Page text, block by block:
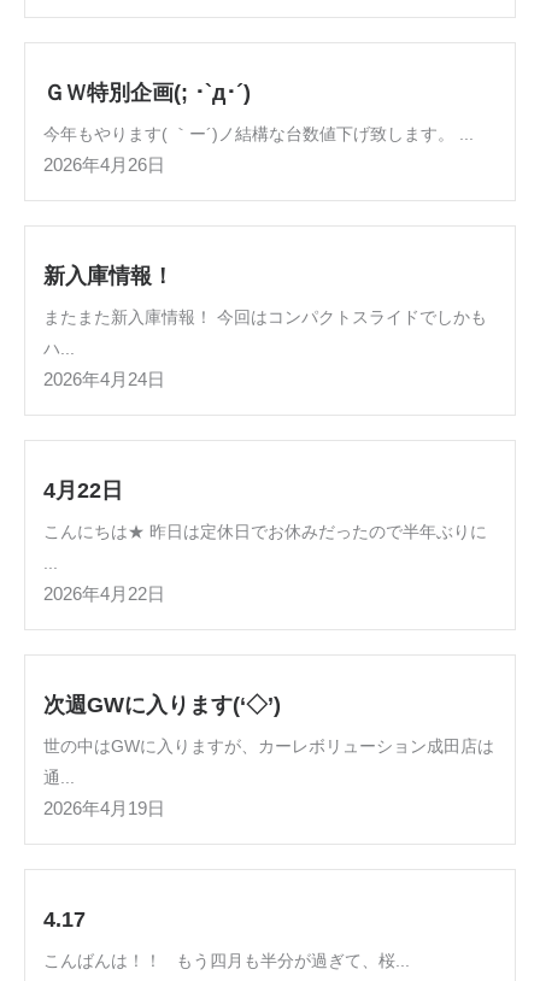
ＧＷ特別企画(; ･`д･´)
今年もやります( ｀ー´)ノ結構な台数値下げ致します。 ...
2026年4月26日
新入庫情報！
またまた新入庫情報！ 今回はコンパクトスライドでしかも
ハ...
2026年4月24日
4月22日
こんにちは★ 昨日は定休日でお休みだったので半年ぶりに
2026年4月22日
次週GWに入ります(‘◇’)ゞ
世の中はGWに入りますが、カーレボリューション成田店は
通...
2026年4月19日
4.17
こんばんは！！ もう四月も半分が過ぎて、桜...